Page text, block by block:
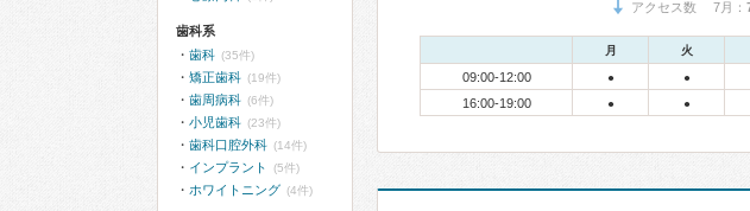
アクセス数 7月：
月 火
09:00-12:00 ● ●
16:00-19:00 ● ●
歯科系
歯科 (35件)
矯正歯科 (19件)
歯周病科 (6件)
小児歯科 (23件)
歯科口腔外科 (14件)
インプラント (5件)
ホワイトニング (4件)